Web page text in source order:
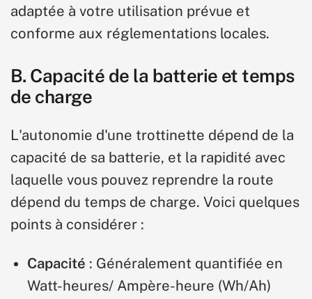
adaptée à votre utilisation prévue et
conforme aux réglementations locales.
B. Capacité de la batterie et temps
de charge
L'autonomie d'une trottinette dépend de la
capacité de sa batterie, et la rapidité avec
laquelle vous pouvez reprendre la route
dépend du temps de charge. Voici quelques
points à considérer :
Capacité : Généralement quantifiée en
Watt-heures/ Ampère-heure (Wh/Ah)